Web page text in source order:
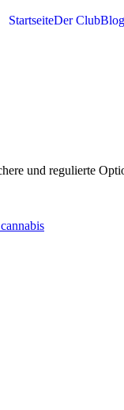
StartseiteDer ClubBlog
und regulierte